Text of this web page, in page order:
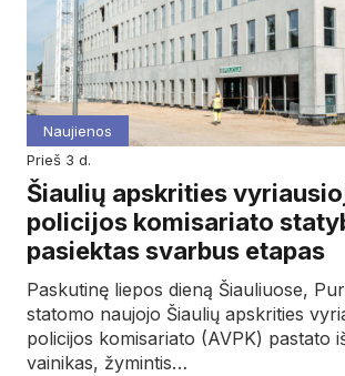
Naujienos
prieš 3 d.
Šiaulių apskrities
policijos komisariato
pasiektas svarbus etapas
Paskutinę liepos dieną Šiauliuose,
statomo naujojo Šiaulių apskrities
policijos komisariato (AVPK) pastato
vainikas, žymintis…